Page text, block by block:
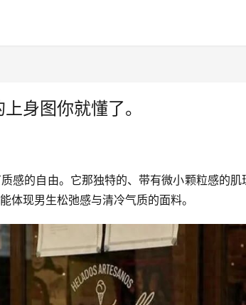
身图你就懂了。
感的自由。它那独特的、带有微小颗粒感的肌
体现男生松弛感与清冷气质的面料。